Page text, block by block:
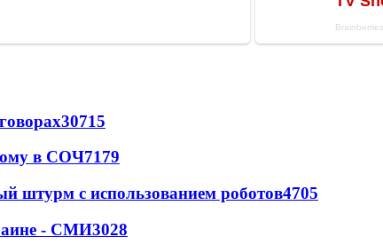
30715
в СОЧ7179
штурм с использованием роботов4705
- СМИ3028